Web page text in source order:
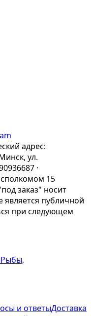
адрес:
ул.
·
15
заказ" носит
публичной
при следующем
Рыбы,
и ответыДоставка